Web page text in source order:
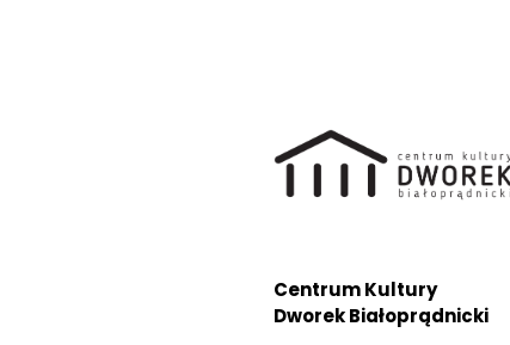
Centrum Kultury
Dworek Białoprądnicki